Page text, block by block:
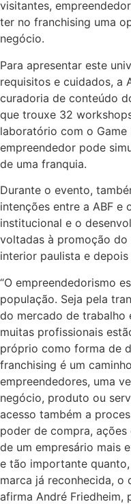
visitantes,
ter no franchising uma
negócio.
Para apresentar este
requisitos e cuidados, a
curadoria de conteúdo
que trouxe 32
laboratório com o Game
empreendedor pode
de uma franquia.
Durante o evento,
intenções entre a ABF e
institucional e o
voltadas à promoção do
interior paulista e
“O empreendedorismo
população. Seja pela
do mercado de trabalho
muitas profissionais
próprio como forma de
franchising é um
empreendedores, uma
negócio, produto ou
acesso também a
poder de compra,
de um empresário mais
e tão importante
marca já reconhecida, o
afirma André Friedheim,